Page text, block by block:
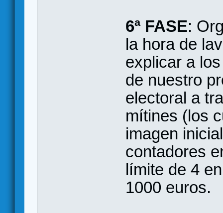
6ª FASE:
la hora de
explicar a
de nuestro
electoral a
mítines (los
imagen
contadores
límite de 4
1000 euros.